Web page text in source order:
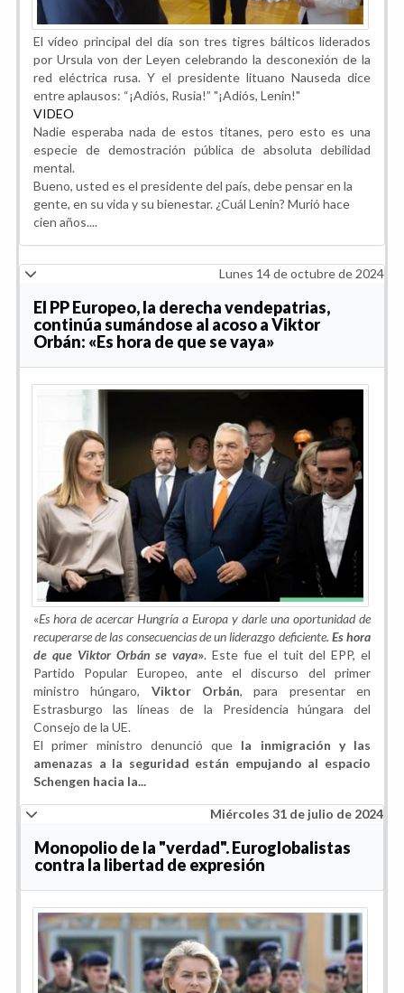
El vídeo principal del día son tres tigres bálticos liderados
por Ursula von der Leyen celebrando la desconexión de la
red eléctrica rusa. Y el presidente lituano Nauseda dice
entre aplausos: “¡Adiós, Rusia!” "¡Adiós, Lenin!"
VIDEO
Nadie esperaba nada de estos titanes, pero esto es una
especie de demostración pública de absoluta debilidad
mental.
Bueno, usted es el presidente del país, debe pensar en la
gente, en su vida y su bienestar. ¿Cuál Lenin? Murió hace
cien años....
Lunes 14 de octubre de 2024
El PP Europeo, la derecha vendepatrias,
continúa sumándose al acoso a Viktor
Orbán: «Es hora de que se vaya»
«Es hora de acercar Hungría a Europa y darle una oportunidad de
recuperarse de las consecuencias de un liderazgo deficiente. Es hora
de que Viktor Orbán se vaya». Este fue el tuit del EPP, el
Partido Popular Europeo, ante el discurso del primer
ministro húngaro, Viktor Orbán, para presentar en
Estrasburgo las líneas de la Presidencia húngara del
Consejo de la UE.
El primer ministro denunció que la inmigración y las
amenazas a la seguridad están empujando al espacio
Schengen hacia la...
Miércoles 31 de julio de 2024
Monopolio de la "verdad". Euroglobalistas
contra la libertad de expresión